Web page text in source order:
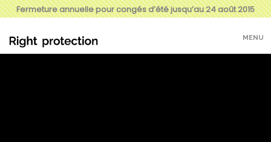
Fermeture annuelle pour congés d’été jusqu’au 24 août 2015
MENU